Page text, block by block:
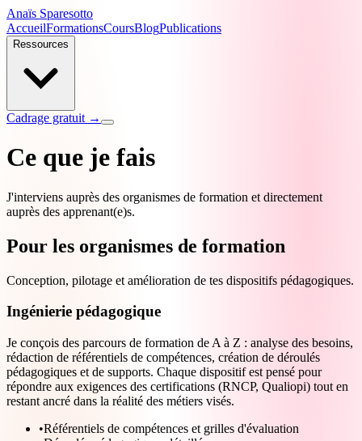
Anaïs Sparesotto
AccueilFormationsCoursBlogPublications
Ressources
Cadrage gratuit →
Ce que je fais
J'interviens auprès des organismes de formation et directement
auprès des apprenant(e)s.
Pour les organismes de formation
Conception, pilotage et amélioration de tes dispositifs pédagogiques.
Ingénierie pédagogique
Je conçois des parcours de formation de A à Z : analyse des besoins,
rédaction de référentiels de compétences, création de déroulés
pédagogiques et de supports. Chaque dispositif est pensé pour
répondre aux exigences des certifications (RNCP, Qualiopi) tout en
restant ancré dans la réalité des métiers visés.
•Référentiels de compétences et grilles d'évaluation